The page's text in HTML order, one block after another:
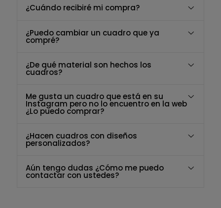
¿Cuándo recibiré mi compra?
¿Puedo cambiar un cuadro que ya
compré?
¿De qué material son hechos los
cuadros?
Me gusta un cuadro que está en su
Instagram pero no lo encuentro en la web
¿Lo puedo comprar?
¿Hacen cuadros con diseños
personalizados?
Aún tengo dudas ¿Cómo me puedo
contactar con ustedes?